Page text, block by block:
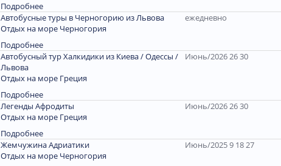
Подробнее
Автобусные туры в Черногорию из Львова
Отдых на море Черногория
Подробнее
ежедневно
Автобусный тур Халкидики из Киева / Одессы /
Львова
Отдых на море Греция
Подробнее
Июнь/2026 26 30
Легенды Афродиты
Отдых на море Греция
Подробнее
Июнь/2026 26 30
Жемчужина Адриатики
Отдых на море Черногория
Июнь/2025 9 18 27